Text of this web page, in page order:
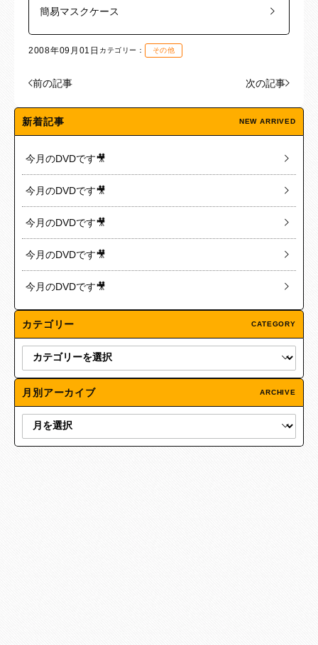
簡易マスクケース
2008年09月01日 カテゴリー： その他
前の記事 次の記事
新着記事 NEW ARRIVED
今月のDVDです🎥
今月のDVDです🎥
今月のDVDです🎥
今月のDVDです🎥
今月のDVDです🎥
カテゴリー CATEGORY
月別アーカイブ ARCHIVE